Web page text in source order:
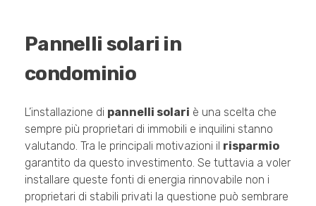
Pannelli solari in
condominio
L’installazione di pannelli solari è una scelta che
sempre più proprietari di immobili e inquilini stanno
valutando. Tra le principali motivazioni il risparmio
garantito da questo investimento. Se tuttavia a voler
installare queste fonti di energia rinnovabile non i
proprietari di stabili privati la questione può sembrare